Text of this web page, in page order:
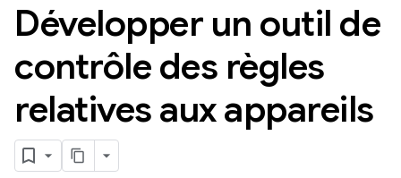
Développer un outil de
contrôle des règles
relatives aux appareils